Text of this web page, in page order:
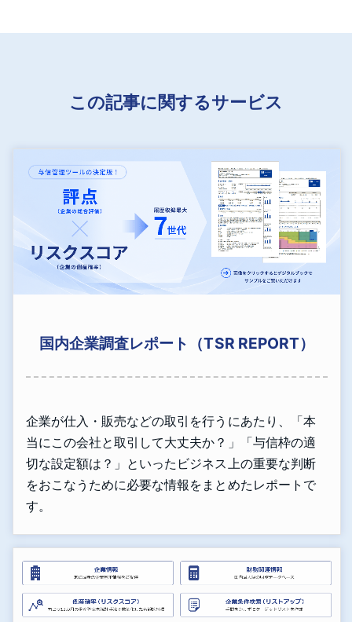
この記事に関するサービス
国内企業調査レポート（TSR REPORT）
企業が仕入・販売などの取引を行うにあたり、「本
当にこの会社と取引して大丈夫か？」「与信枠の適
切な設定額は？」といったビジネス上の重要な判断
をおこなうために必要な情報をまとめたレポートで
す。